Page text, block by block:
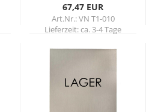
67,47 EUR
Art.Nr.: VN T1-010
Lieferzeit:ca. 3-4 Tage